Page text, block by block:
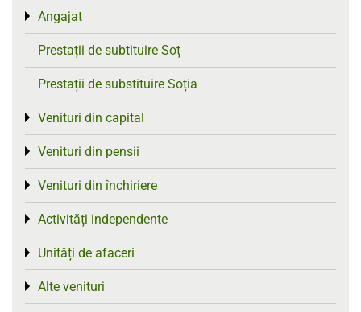
Angajat
Toggle menu
Prestații de subtituire Soț
Prestații de substituire Soția
Venituri din capital
Toggle menu
Venituri din pensii
Toggle menu
Venituri din închiriere
Toggle menu
Activități independente
Toggle menu
Unități de afaceri
Toggle menu
Alte venituri
Toggle menu